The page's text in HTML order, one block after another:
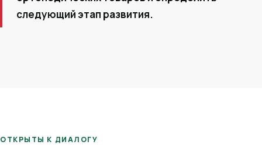
следующий этап развития.
ОТКРЫТЫ К ДИАЛОГУ